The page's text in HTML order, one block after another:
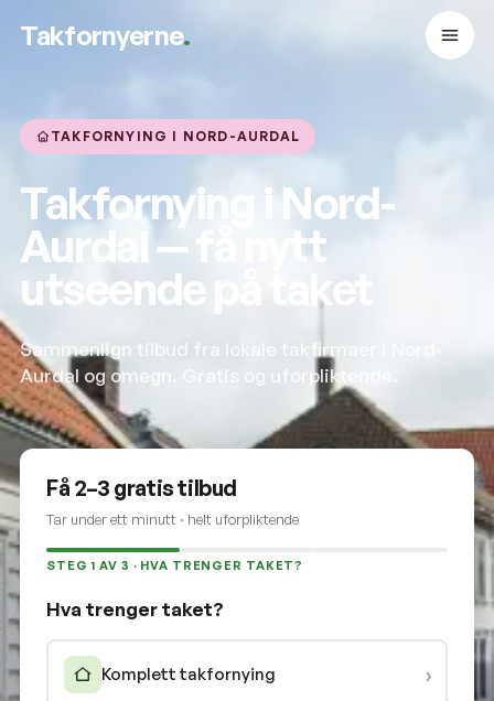
Takfornyerne.
TAKFORNYING I NORD-AURDAL
Takfornying i Nord-
Aurdal — få nytt
utseende på taket
Sammenlign tilbud fra lokale takfirmaer i Nord-
Aurdal og omegn. Gratis og uforpliktende.
Få 2–3 gratis tilbud
Tar under ett minutt · helt uforpliktende
STEG 1 AV 3 · HVA TRENGER TAKET?
Hva trenger taket?
Komplett takfornying ›